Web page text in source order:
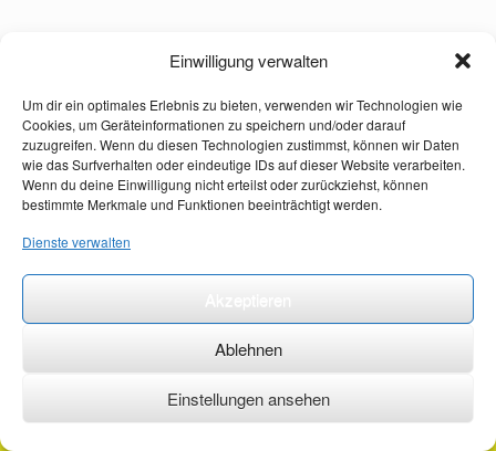
Einwilligung verwalten
Um dir ein optimales Erlebnis zu bieten, verwenden wir Technologien wie
Cookies, um Geräteinformationen zu speichern und/oder darauf
zuzugreifen. Wenn du diesen Technologien zustimmst, können wir Daten
wie das Surfverhalten oder eindeutige IDs auf dieser Website verarbeiten.
Wenn du deine Einwilligung nicht erteilst oder zurückziehst, können
bestimmte Merkmale und Funktionen beeinträchtigt werden.
Dienste verwalten
Ablehnen
Einstellungen ansehen
©2026 ·erstehilfekurs-mauch.de ·AGB ·Datenschutzerklärung ·Impressum ·